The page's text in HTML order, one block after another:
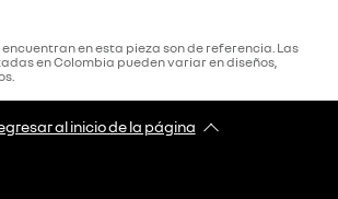
en esta pieza son de referencia. Las
en Colombia pueden variar en diseños,
al inicio de la página